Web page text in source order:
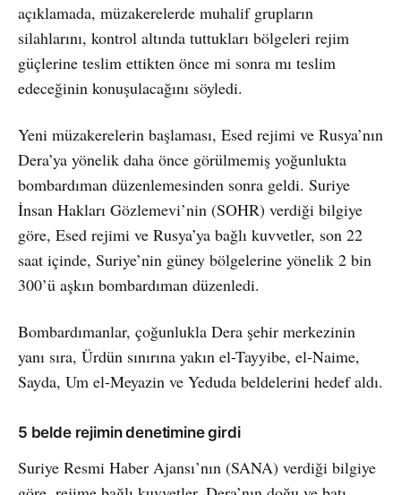
açıklamada, müzakerelerde muhalif grupların
silahlarını, kontrol altında tuttukları bölgeleri rejim
güçlerine teslim ettikten önce mi sonra mı teslim
edeceğinin konuşulacağını söyledi.
Yeni müzakerelerin başlaması, Esed rejimi ve Rusya’nın
Dera’ya yönelik daha önce görülmemiş yoğunlukta
bombardıman düzenlemesinden sonra geldi. Suriye
İnsan Hakları Gözlemevi’nin (SOHR) verdiği bilgiye
göre, Esed rejimi ve Rusya’ya bağlı kuvvetler, son 22
saat içinde, Suriye’nin güney bölgelerine yönelik 2 bin
300’ü aşkın bombardıman düzenledi.
Bombardımanlar, çoğunlukla Dera şehir merkezinin
yanı sıra, Ürdün sınırına yakın el-Tayyibe, el-Naime,
Sayda, Um el-Meyazin ve Yeduda beldelerini hedef aldı.
5 belde rejimin denetimine girdi
Suriye Resmi Haber Ajansı’nın (SANA) verdiği bilgiye